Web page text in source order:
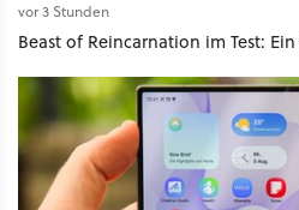
vor 3 Stunden
Beast of Reincarnation im Test: